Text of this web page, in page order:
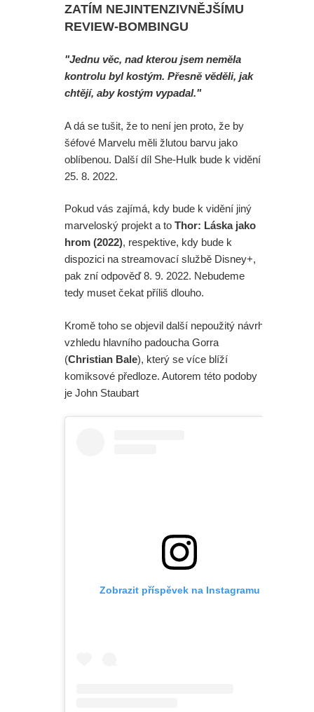
ZATÍM NEJINTENZIVNĚJŠÍMU
REVIEW-BOMBINGU
"Jednu věc, nad kterou jsem neměla
kontrolu byl kostým. Přesně věděli, jak
chtějí, aby kostým vypadal."
A dá se tušit, že to není jen proto, že by
šéfové Marvelu měli žlutou barvu jako
oblíbenou. Další díl She-Hulk bude k vidění
25. 8. 2022.
Pokud vás zajímá, kdy bude k vidění jiný
marveloský projekt a to Thor: Láska jako
hrom (2022), respektive, kdy bude k
dispozici na streamovací službě Disney+,
pak zní odpověď 8. 9. 2022. Nebudeme
tedy muset čekat příliš dlouho.
Kromě toho se objevil další nepoužitý návrh
vzhledu hlavního padoucha Gorra
(Christian Bale), který se více blíží
komiksové předloze. Autorem této podoby
je John Staubart
Zobrazit příspěvek na Instagramu